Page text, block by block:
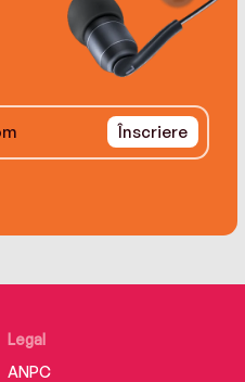
Înscriere
Legal
ANPC